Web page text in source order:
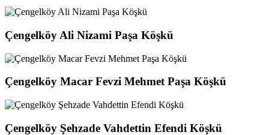
Çengelköy Ali Nizami Paşa Köşkü
Çengelköy Macar Fevzi Mehmet Paşa Köşkü
Çengelköy Şehzade Vahdettin Efendi Köşkü